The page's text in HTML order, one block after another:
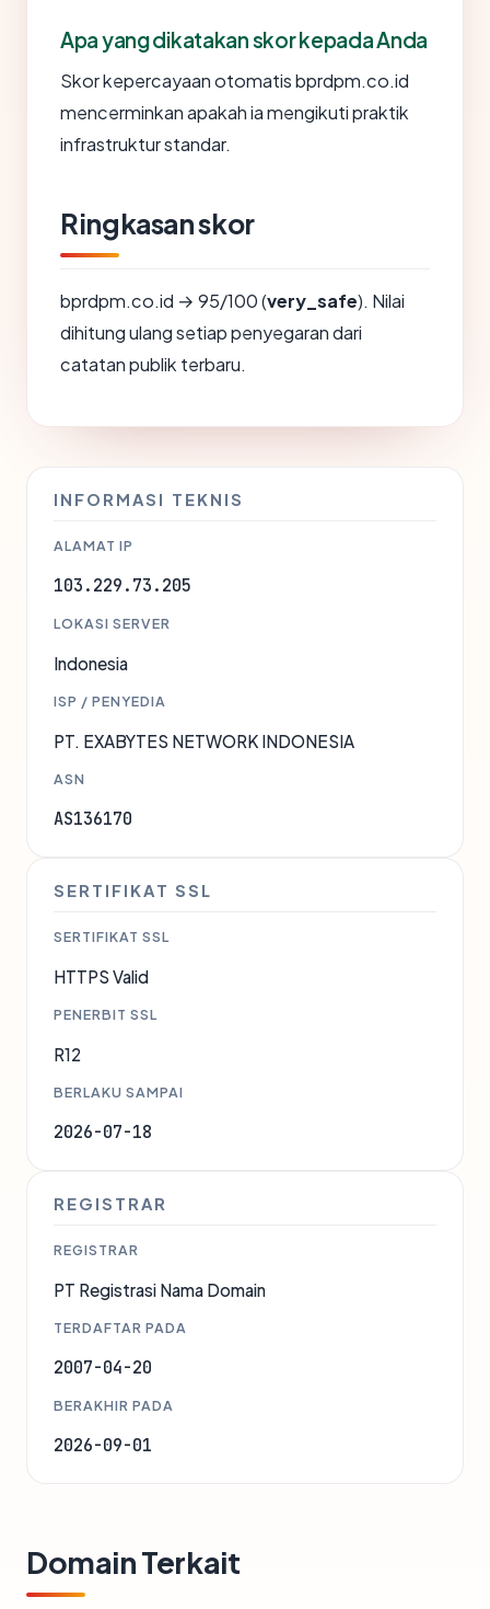
Apa yang dikatakan skor kepada Anda
Skor kepercayaan otomatis bprdpm.co.id
mencerminkan apakah ia mengikuti praktik
infrastruktur standar.
Ringkasan skor
bprdpm.co.id → 95/100 (very_safe). Nilai
dihitung ulang setiap penyegaran dari
catatan publik terbaru.
INFORMASI TEKNIS
ALAMAT IP
103.229.73.205
LOKASI SERVER
Indonesia
ISP / PENYEDIA
PT. EXABYTES NETWORK INDONESIA
ASN
AS136170
SERTIFIKAT SSL
SERTIFIKAT SSL
HTTPS Valid
PENERBIT SSL
R12
BERLAKU SAMPAI
2026-07-18
REGISTRAR
REGISTRAR
PT Registrasi Nama Domain
TERDAFTAR PADA
2007-04-20
BERAKHIR PADA
2026-09-01
Domain Terkait